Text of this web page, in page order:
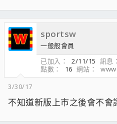
sportsw
一般般會員
已加入
2/11/15 訊息
點數
16 網站
3/30/17
不知道新版上市之後會不